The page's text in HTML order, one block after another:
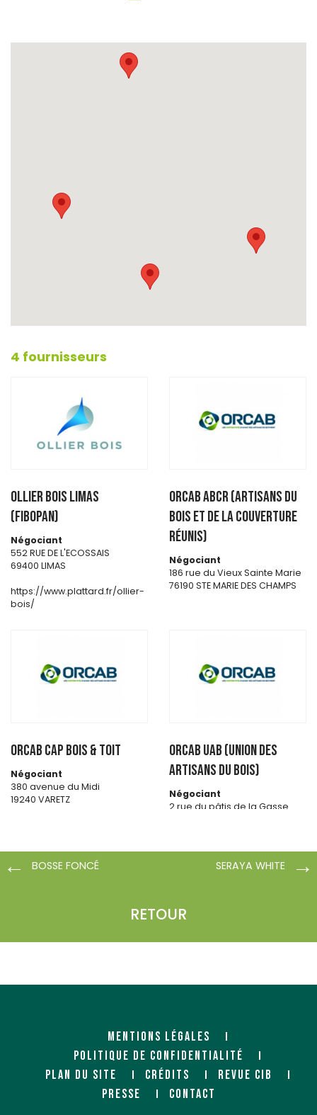
4 fournisseurs
OLLIER BOIS LIMAS
(FIBOPAN)
Négociant
552 RUE DE L'ECOSSAIS
69400 LIMAS
https://www.plattard.fr/ollier-
bois/
ORCAB ABCR (Artisans du
Bois et de la Couverture
Réunis)
Négociant
186 rue du Vieux Sainte Marie
76190 STE MARIE DES CHAMPS
ORCAB CAP BOIS & TOIT
Négociant
380 avenue du Midi
19240 VARETZ
ORCAB UAB (Union des
artisans du bois)
Négociant
2 rue du pâtis de la Gasse
BOSSE FONCÉ
RETOUR
SERAYA WHITE
MENTIONS LÉGALES
POLITIQUE DE CONFIDENTIALITÉ
PLAN DU SITE
CRÉDITS
REVUE CIB
PRESSE
CONTACT